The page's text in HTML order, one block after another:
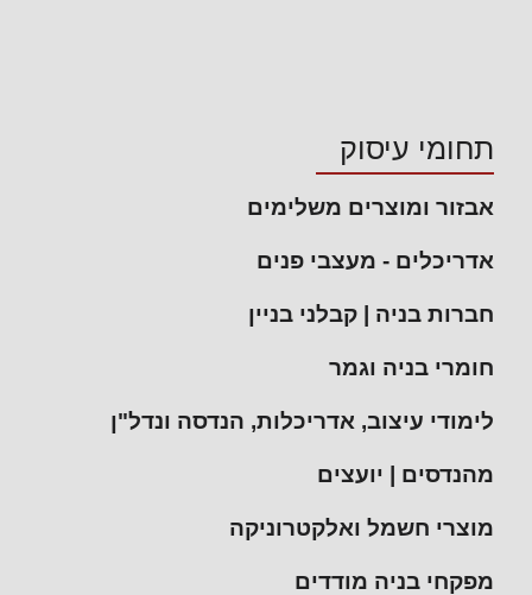
תחומי עיסוק
אבזור ומוצרים משלימים
אדריכלים - מעצבי פנים
חברות בניה | קבלני בניין
חומרי בניה וגמר
לימודי עיצוב, אדריכלות, הנדסה ונדל"ן
מהנדסים | יועצים
מוצרי חשמל ואלקטרוניקה
מפקחי בניה מודדים